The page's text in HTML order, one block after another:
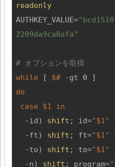
readonly
AUTHKEY_VALUE=
2209da9ca0afa"
# オプションを取得
while [ $#
do
case
$1
in
  -id)
shift ; id="$1"
  -ft)
shift ; ft="$1"
  -to)
shift ; to="$1"
  -n)
shift ; program="